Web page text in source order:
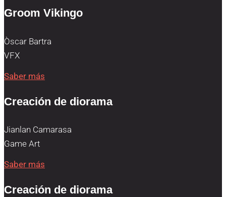
Groom Vikingo
Òscar Bartra
VFX
Saber más
Creación de diorama
Jianlan Camarasa
Game Art
Saber más
Creación de diorama